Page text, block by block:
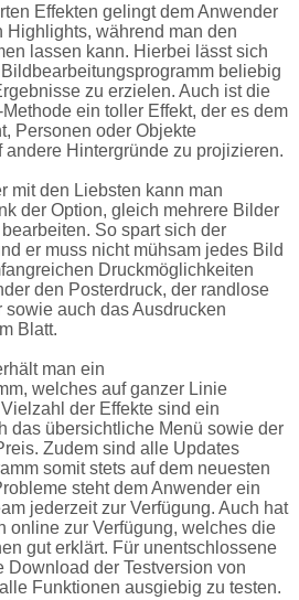
Effekten gelingt dem Anwender
während man den
lassen kann. Hierbei lässt sich
beliebig
zu erzielen. Auch ist die
ein toller Effekt, der es dem
Personen oder Objekte
Hintergründe zu projizieren.
mit den Liebsten kann man
der Option, gleich mehrere Bilder
So spart sich der
er muss nicht mühsam jedes Bild
Druckmöglichkeiten
den Posterdruck, der randlose
auch das Ausdrucken
Blatt.
man ein
welches auf ganzer Linie
der Effekte sind ein
das übersichtliche Menü sowie der
Zudem sind alle Updates
somit stets auf dem neuesten
steht dem Anwender ein
jederzeit zur Verfügung. Auch hat
online zur Verfügung, welches die
gut erklärt. Für unentschlossene
Download der Testversion von
Funktionen ausgiebig zu testen.